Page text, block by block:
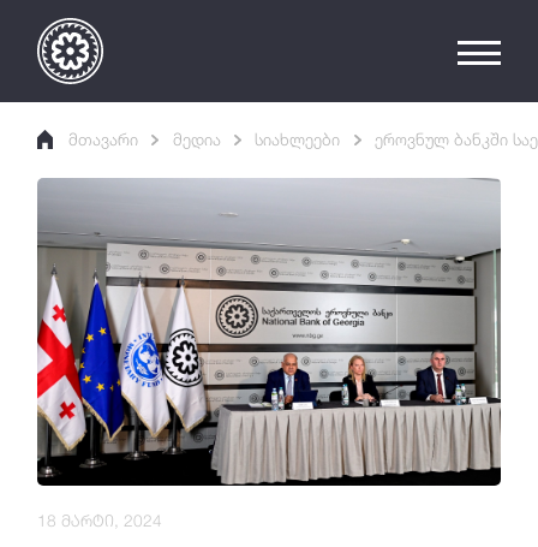
მთავარი მედია სიახლეები ეროვნულ ბანკში
18 მარტი, 2024